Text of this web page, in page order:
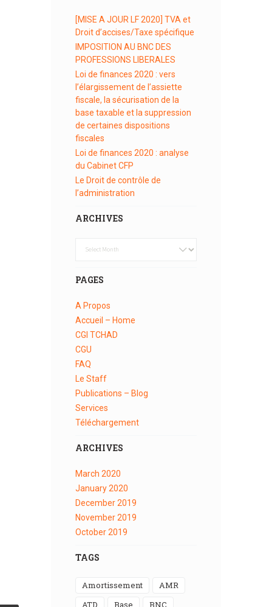
[MISE A JOUR LF 2020] TVA et
Droit d’accises/Taxe spécifique
IMPOSITION AU BNC DES
PROFESSIONS LIBERALES
Loi de finances 2020 : vers
l’élargissement de l’assiette
fiscale, la sécurisation de la
base taxable et la suppression
de certaines dispositions
fiscales
Loi de finances 2020 : analyse
du Cabinet CFP
Le Droit de contrôle de
l’administration
ARCHIVES
PAGES
A Propos
Accueil – Home
CGI TCHAD
CGU
FAQ
Le Staff
Publications – Blog
Services
Téléchargement
ARCHIVES
March 2020
January2020
December2019
November2019
October2019
TAGS
Amortissement
AMR
ATD
Base BNC